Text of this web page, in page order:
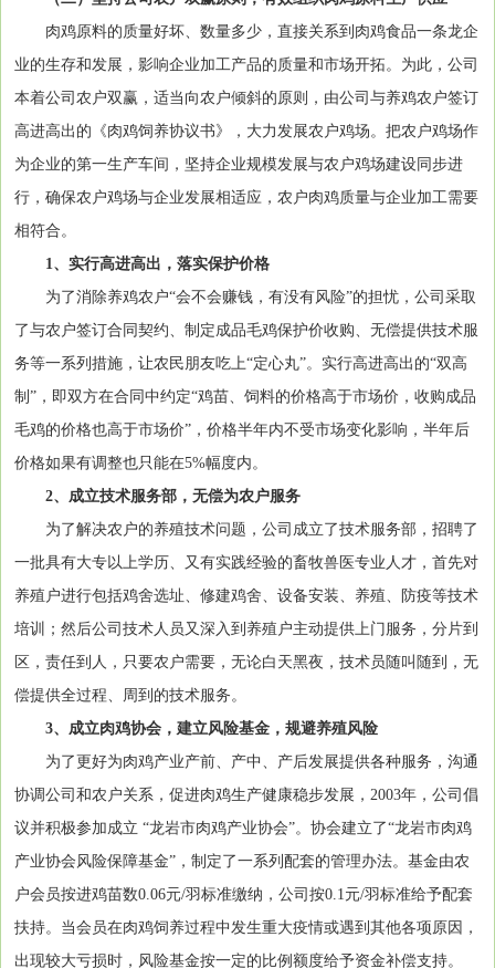
肉鸡原料的质量好坏、数量多少，直接关系到肉鸡食品一条龙企
业的生存和发展，影响企业加工产品的质量和市场开拓。为此，公司
本着公司农户双赢，适当向农户倾斜的原则，由公司与养鸡农户签订
高进高出的《肉鸡饲养协议书》，大力发展农户鸡场。把农户鸡场作
为企业的第一生产车间，坚持企业规模发展与农户鸡场建设同步进
行，确保农户鸡场与企业发展相适应，农户肉鸡质量与企业加工需要
相符合。
1、实行高进高出，落实保护价格
为了消除养鸡农户“会不会赚钱，有没有风险”的担忧，公司采取
了与农户签订合同契约、制定成品毛鸡保护价收购、无偿提供技术服
务等一系列措施，让农民朋友吃上“定心丸”。实行高进高出的“双高
制”，即双方在合同中约定“鸡苗、饲料的价格高于市场价，收购成品
毛鸡的价格也高于市场价”，价格半年内不受市场变化影响，半年后
价格如果有调整也只能在5%幅度内。
2、成立技术服务部，无偿为农户服务
为了解决农户的养殖技术问题，公司成立了技术服务部，招聘了
一批具有大专以上学历、又有实践经验的畜牧兽医专业人才，首先对
养殖户进行包括鸡舍选址、修建鸡舍、设备安装、养殖、防疫等技术
培训；然后公司技术人员又深入到养殖户主动提供上门服务，分片到
区，责任到人，只要农户需要，无论白天黑夜，技术员随叫随到，无
偿提供全过程、周到的技术服务。
3、成立肉鸡协会，建立风险基金，规避养殖风险
为了更好为肉鸡产业产前、产中、产后发展提供各种服务，沟通
协调公司和农户关系，促进肉鸡生产健康稳步发展，2003年，公司倡
议并积极参加成立 “龙岩市肉鸡产业协会”。协会建立了“龙岩市肉鸡
产业协会风险保障基金”，制定了一系列配套的管理办法。基金由农
户会员按进鸡苗数0.06元/羽标准缴纳，公司按0.1元/羽标准给予配套
扶持。当会员在肉鸡饲养过程中发生重大疫情或遇到其他各项原因，
出现较大亏损时，风险基金按一定的比例额度给予资金补偿支持。